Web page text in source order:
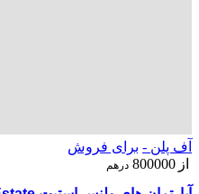
آف پلن - برای فروش
از 800000 درهم